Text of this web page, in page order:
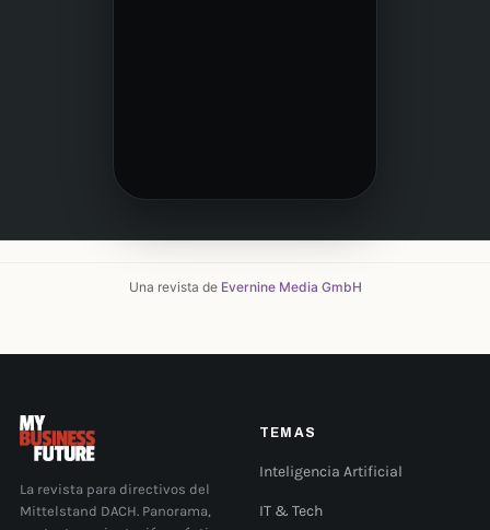
Una revista de Evernine Media GmbH
La revista para directivos del
Mittelstand DACH. Panorama,
TEMAS
Inteligencia Artificial
IT & Tech